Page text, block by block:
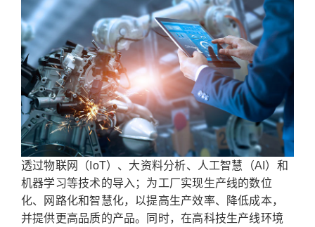
透过物联网（IoT）、大资料分析、人工智慧（AI）和
机器学习等技术的导入；为工厂实现生产线的数位
化、网路化和智慧化，以提高生产效率、降低成本，
并提供更高品质的产品。同时，在高科技生产线环境